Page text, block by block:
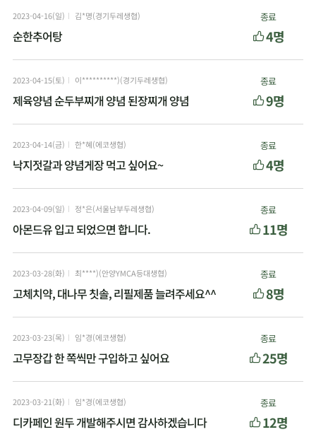
2023-04-16(일) 김*명(경기두레생협)
순한추어탕
종료
4명
2023-04-15(토) 이**********)(경기두레생협)
제육양념 순두부찌개 양념 된장찌개 양념
종료
9명
2023-04-14(금) 한*혜(에코생협)
낙지젓갈과 양념게장 먹고 싶어요~
종료
4명
2023-04-09(일) 정*은(서울남부두레생협)
아몬드유 입고 되었으면 합니다.
종료
11명
2023-03-28(화) 최****)(안양YMCA등대생협)
고체치약, 대나무 칫솔, 리필제품 늘려주세요^^
종료
8명
2023-03-23(목) 임*경(에코생협)
고무장갑 한 쪽씩만 구입하고 싶어요
종료
25명
2023-03-21(화) 임*경(에코생협)
디카페인 원두 개발해주시면 감사하겠습니다
종료
12명